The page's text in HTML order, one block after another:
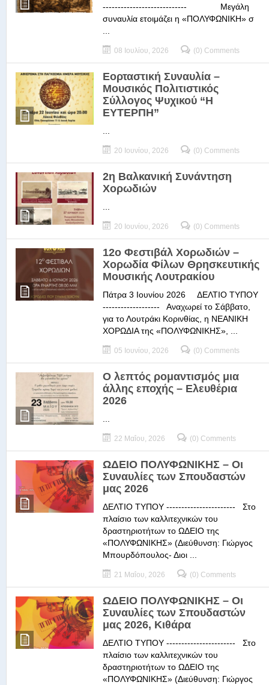
---------------------------- Μεγάλη
συναυλία ετοιμάζει η «ΠΟΛΥΦΩΝΙΚΗ» σ
08 Ιουλίου, 2026 (0) Comments
Εορταστική Συναυλία –
Μουσικός Πολιτιστικός
Σύλλογος Ψυχικού “Η
ΕΥΤΕΡΠΗ”
20 Ιουνίου, 2026 (0) Comments
2η Βαλκανική Συνάντηση
Χορωδιών
20 Ιουνίου, 2026 (0) Comments
12ο Φεστιβάλ Χορωδιών –
Χορωδία Φίλων Θρησκευτικής
Μουσικής Λουτρακίου
Πάτρα 3 Ιουνίου 2026 ΔΕΛΤΙΟ ΤΥΠΟΥ
------------------- Αναχωρεί το Σάββατο,
για το Λουτράκι Κορινθίας, η ΝΕΑΝΙΚΗ
ΧΟΡΩΔΙΑ της «ΠΟΛΥΦΩΝΙΚΗΣ», ...
05 Ιουνίου, 2026 (0) Comments
Ο λεπτός ρομαντισμός μια
άλλης εποχής – Ελευθέρια
2026
22 Μαΐου, 2026 (0) Comments
ΩΔΕΙΟ ΠΟΛΥΦΩΝΙΚΗΣ – Οι
Συναυλίες των Σπουδαστών
μας 2026
ΔΕΛΤΙΟ ΤΥΠΟΥ ----------------------- Στο
πλαίσιο των καλλιτεχνικών του
δραστηριοτήτων το ΩΔΕΙΟ της
«ΠΟΛΥΦΩΝΙΚΗΣ» (Διεύθυνση: Γιώργος
Μπουρδόπουλος- Διοι ...
21 Μαΐου, 2026 (0) Comments
ΩΔΕΙΟ ΠΟΛΥΦΩΝΙΚΗΣ – Οι
Συναυλίες των Σπουδαστών
μας 2026, Κιθάρα
ΔΕΛΤΙΟ ΤΥΠΟΥ ----------------------- Στο
πλαίσιο των καλλιτεχνικών του
δραστηριοτήτων το ΩΔΕΙΟ της
«ΠΟΛΥΦΩΝΙΚΗΣ» (Διεύθυνση: Γιώργος